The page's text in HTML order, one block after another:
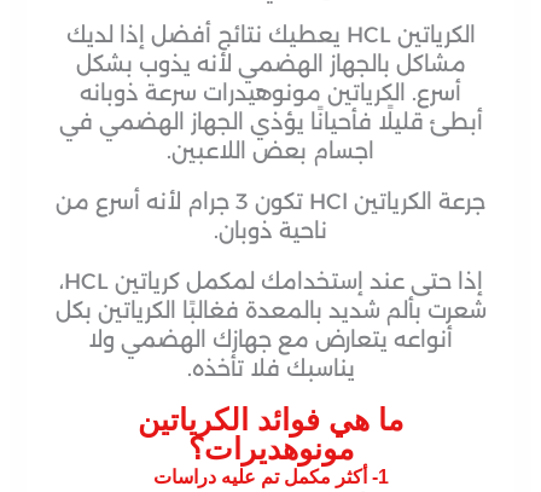
الكرياتين HCL يعطيك نتائج أفضل إذا لديك
مشاكل بالجهاز الهضمي لأنه يذوب بشكل
أسرع. الكرياتين مونوهيدرات سرعة ذوبانه
أبطئ قليلًا فأحيانًا يؤذي الجهاز الهضمي في
اجسام بعض اللاعبين.
جرعة الكرياتين HCl تكون 3 جرام لأنه أسرع من
ناحية ذوبان.
إذا حتى عند إستخدامك لمكمل كرياتين HCL،
شعرت بألم شديد بالمعدة فغالبًا الكرياتين بكل
أنواعه يتعارض مع جهازك الهضمي ولا
يناسبك فلا تأخذه.
ما هي فوائد الكرياتين
مونوهديرات؟
1- أكثر مكمل تم عليه دراسات